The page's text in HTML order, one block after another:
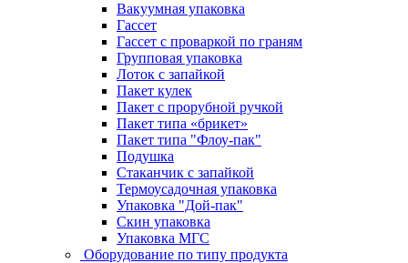
Вакуумная упаковка
Гассет
Гассет с проваркой по граням
Групповая упаковка
Лоток с запайкой
Пакет кулек
Пакет с прорубной ручкой
Пакет типа «брикет»
Пакет типа "Флоу-пак"
Подушка
Стаканчик с запайкой
Термоусадочная упаковка
Упаковка "Дой-пак"
Скин упаковка
Упаковка МГС
Оборудование по типу продукта